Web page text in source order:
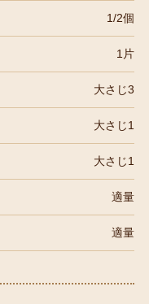
1/2個
1片
大さじ3
大さじ1
大さじ1
適量
適量